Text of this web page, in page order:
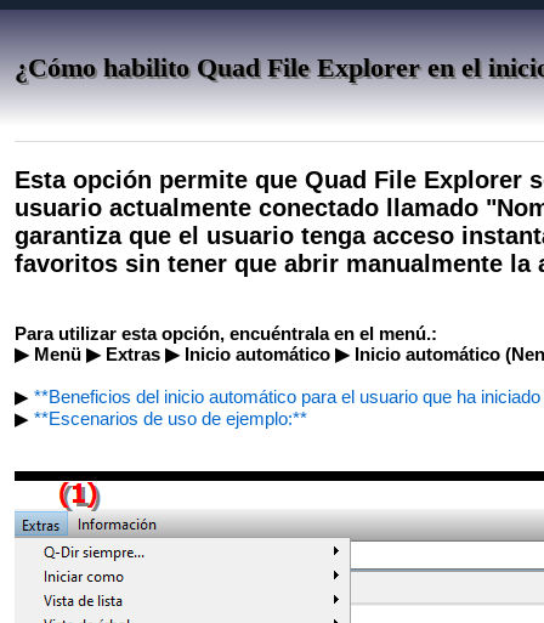
¿Cómo habilito Quad File Explorer en el
Esta opción permite que Quad File Explorer
usuario actualmente conectado llamado
garantiza que el usuario tenga acceso
favoritos sin tener que abrir manualmente la
Para utilizar esta opción, encuéntrala en el menú.:
▶ Menü ▶ Extras ▶ Inicio automático ▶ Inicio automático
▶ **Beneficios del inicio automático para el usuario que ha
▶ **Escenarios de uso de ejemplo:**